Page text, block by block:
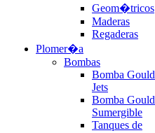
Geom�tricos
Maderas
Regaderas
Plomer�a
Bombas
Bomba Gould
Jets
Bomba Gould
Sumergible
Tanques de